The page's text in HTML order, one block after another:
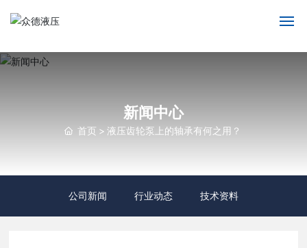
网站首页
新闻中心
首页 液压齿轮泵上的轴承有何之用？
公司新闻 行业动态 技术资料